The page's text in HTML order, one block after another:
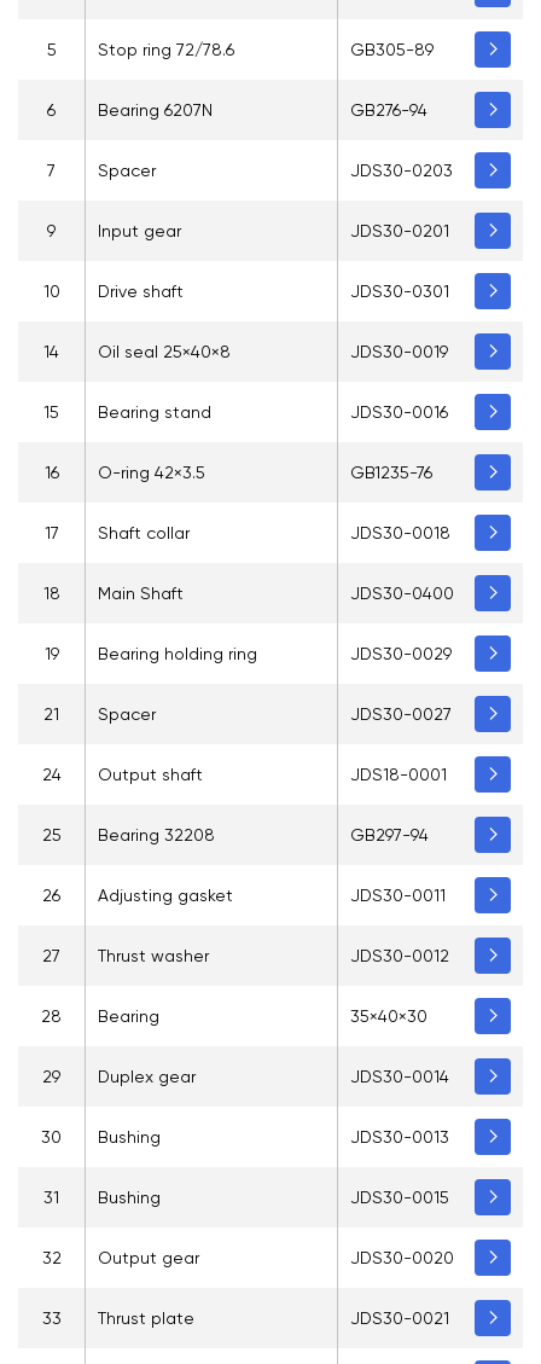
5 Stop ring 72/78.6 GB305-89
6 Bearing 6207N GB276-94
7 Spacer JDS30-0203
9 Input gear JDS30-0201
10 Drive shaft JDS30-0301
14 Oil seal 25×40×8 JDS30-0019
15 Bearing stand JDS30-0016
16 O-ring 42×3.5 GB1235-76
17 Shaft collar JDS30-0018
18 Main Shaft JDS30-0400
19 Bearing holding ring JDS30-0029
21 Spacer JDS30-0027
24 Output shaft JDS18-0001
25 Bearing 32208 GB297-94
26 Adjusting gasket JDS30-0011
27 Thrust washer JDS30-0012
28 Bearing 35×40×30
29 Duplex gear JDS30-0014
30 Bushing JDS30-0013
31 Bushing JDS30-0015
32 Output gear JDS30-0020
33 Thrust plate JDS30-0021